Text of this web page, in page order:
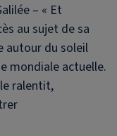
– « Et
au sujet de sa
autour du soleil
mondiale actuelle.
ralentit,